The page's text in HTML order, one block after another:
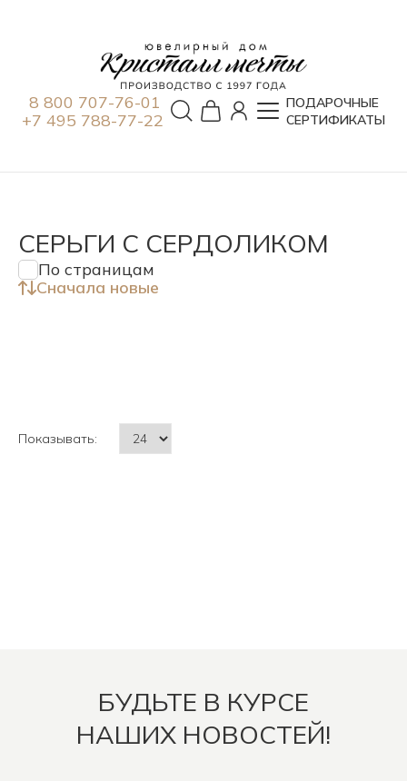
8 800 707-76-01
+7 495 788-77-22
ПОДАРОЧНЫЕ
СЕРТИФИКАТЫ
СЕРЬГИ С СЕРДОЛИКОМ
По страницам
Сначала новые
Показывать:
БУДЬТЕ В КУРСЕ
НАШИХ НОВОСТЕЙ!